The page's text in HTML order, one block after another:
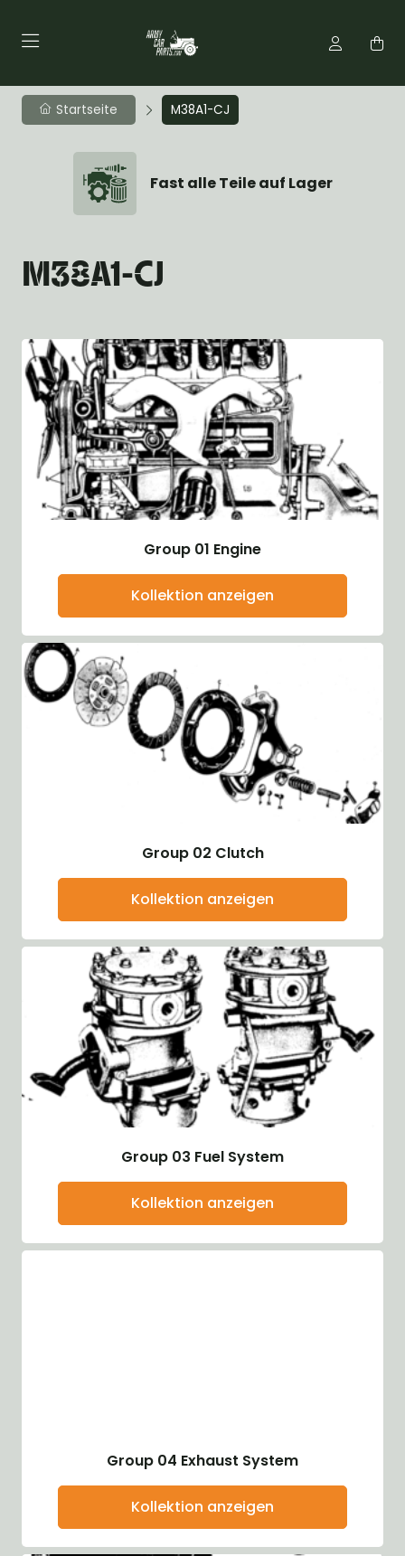
Startseite M38A1-CJ
Ihre Bestellung wird schnell
versandt
M38A1-CJ
Group 01 Engine
Kollektion anzeigen
Group 02 Clutch
Kollektion anzeigen
Group 03 Fuel System
Kollektion anzeigen
Group 04 Exhaust System
Kollektion anzeigen